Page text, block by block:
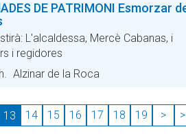
DE PATRIMONI Esmorzar
L'alcaldessa, Mercè Cabanas, i
i regidores
Alzinar de la Roca
13 14 15 16 17 18 19 >